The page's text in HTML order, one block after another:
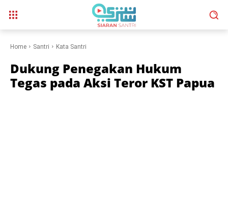
Home Santri Kata Santri
Dukung Penegakan Hukum
Tegas pada Aksi Teror KST Papua